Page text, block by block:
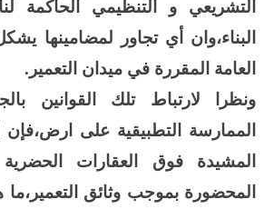
التشريعي و التنظيمي الحاكمة
البناء،وان أي تجاور لمضامينها
العامة المقررة في ميدان التعمير.
ونظرا لارتباط تلك القوانين
الممارسة التطبيقية على ارض،فإن
المشيدة فوق العقارات
المحضورة بموجب وثائق